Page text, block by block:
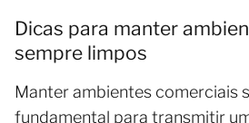
Dicas para manter
sempre limpos
Manter ambientes comerciais
fundamental para transmitir